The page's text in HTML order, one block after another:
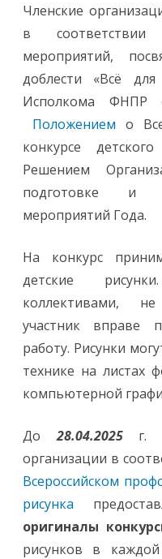
Членские
в
мероприятий,
доблести «Всё для
Исполкома
Положением о
конкурсе
Решением
подготовке и
мероприятий Года.
На конкурс
детские
коллективами,
участник вправе
работу. Рисунки
технике на листах
компьютерной
До28.04.2025г.
организации в
Всероссийском
рисунка
оригиналы
рисунков в